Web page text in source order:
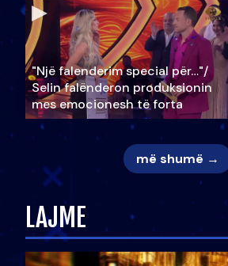
"Një falenderim special për…"/
Selin falënderon produksionin
mes emocionesh të forta
më shumë →
LAJME